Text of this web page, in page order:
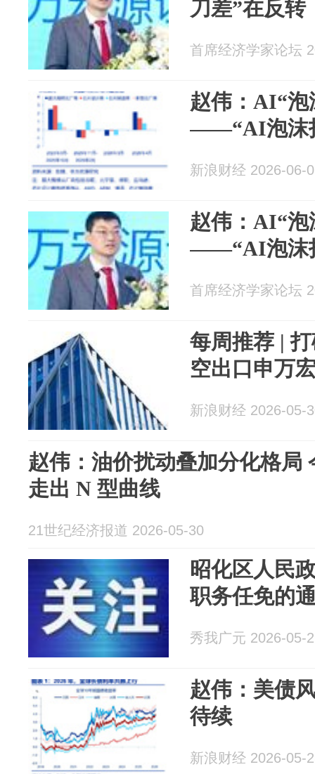
刀差”在反转
首席经济学家论坛
赵伟：AI“泡
——“AI泡沫
新浪财经 2026-06-
赵伟：AI“泡
——“AI泡沫
首席经济学家论坛
每周推荐 |
空出口申万
新浪财经 2026-05-
赵伟：油价扰动叠加分化格局
走出 N 型曲线
21世纪经济报道 2026-05-30
昭化区人民
职务任免的
秀我广元 2026-05-
赵伟：美债
待续
新浪财经 2026-05-